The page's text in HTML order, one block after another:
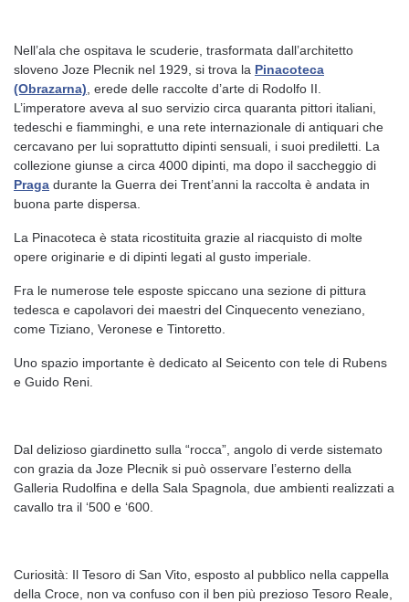
Nell’ala che ospitava le scuderie, trasformata dall’architetto
sloveno Joze Plecnik nel 1929, si trova la Pinacoteca
(Obrazarna) , erede delle raccolte d’arte di Rodolfo II.
L’imperatore aveva al suo servizio circa quaranta pittori italiani,
tedeschi e fiamminghi, e una rete internazionale di antiquari che
cercavano per lui soprattutto dipinti sensuali, i suoi prediletti. La
collezione giunse a circa 4000 dipinti, ma dopo il saccheggio di
Praga durante la Guerra dei Trent’anni la raccolta è andata in
buona parte dispersa.
La Pinacoteca è stata ricostituita grazie al riacquisto di molte
opere originarie e di dipinti legati al gusto imperiale.
Fra le numerose tele esposte spiccano una sezione di pittura
tedesca e capolavori dei maestri del Cinquecento veneziano,
come Tiziano, Veronese e Tintoretto.
Uno spazio importante è dedicato al Seicento con tele di Rubens
e Guido Reni.
Dal delizioso giardinetto sulla “rocca”, angolo di verde sistemato
con grazia da Joze Plecnik si può osservare l’esterno della
Galleria Rudolfina e della Sala Spagnola, due ambienti realizzati a
cavallo tra il ‘500 e ‘600.
Curiosità: Il Tesoro di San Vito, esposto al pubblico nella cappella
della Croce, non va confuso con il ben più prezioso Tesoro Reale,